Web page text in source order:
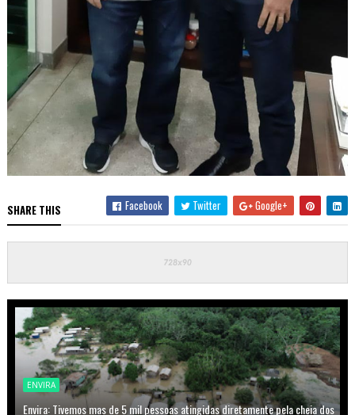
SHARE THIS Facebook Twitter Google+
ENVIRA
Envira: Tivemos mas de 5 mil pessoas atingidas diretamente pela cheia dos